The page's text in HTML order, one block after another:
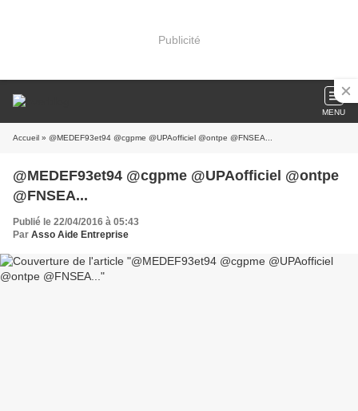
Publicité
MENU
Accueil » @MEDEF93et94 @cgpme @UPAofficiel @ontpe @FNSEA...
@MEDEF93et94 @cgpme @UPAofficiel @ontpe
@FNSEA...
Publié le 22/04/2016 à 05:43
Par Asso Aide Entreprise